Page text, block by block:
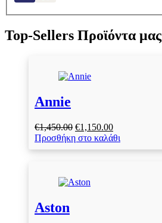
Top-Sellers Προϊόντα μας
Annie
€1,450.00 Original
price
was:
€1,150.00Η
τρέχουσα
τιμή
Προσθήκη στο καλάθι
Aston